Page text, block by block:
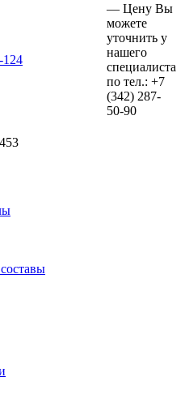
— Цену Вы
можете
уточнить у
нашего
специалиста
по тел.: +7
(342) 287-
50-90